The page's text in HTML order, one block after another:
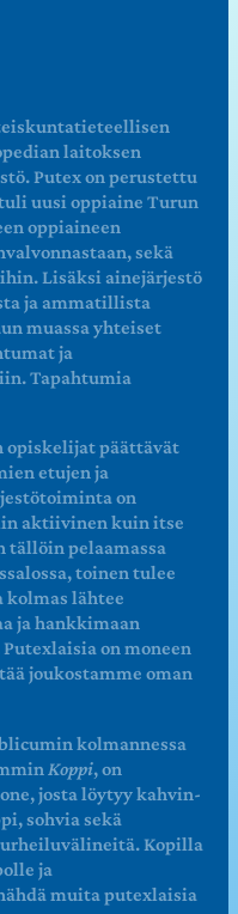
laitoksen
Putex on perustettu
uusi oppiaine Turun
oppiaineen
sekä
Lisäksi ainejärjestö
ja ammatillista
muassa yhteiset
ja
Tapahtumia
opiskelijat päättävät
etujen ja
on
aktiivinen kuin itse
tällöin pelaamassa
toinen tulee
lähtee
ja hankkimaan
on moneen
joukostamme oman
kolmannessa
Koppi, on
josta löytyy kahvin-
sohvia sekä
Kopilla
ja
muita putexlaisia